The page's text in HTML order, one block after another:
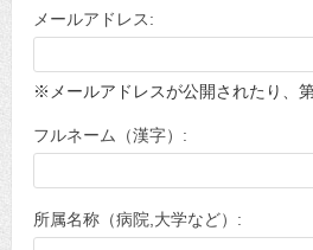
メールアドレス:
※メールアドレスが公開されたり、
フルネーム（漢字）:
所属名称（病院,大学など）: